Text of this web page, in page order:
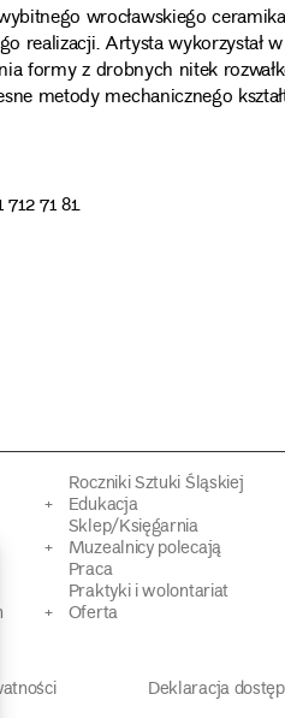
wrocławskiego
realizacji. Artysta wykorzystał
formy z drobnych nitek
metody mechanicznego
71 81.
Roczniki Sztuki Śląskiej
Edukacja
Sklep/Księgarnia
Muzealnicy polecają
Praca
Praktyki i wolontariat
Oferta
Deklaracja